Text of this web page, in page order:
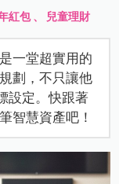
紅包、 兒童理財
一堂超實用的
劃，不只讓他
設定。快跟著
智慧資產吧！